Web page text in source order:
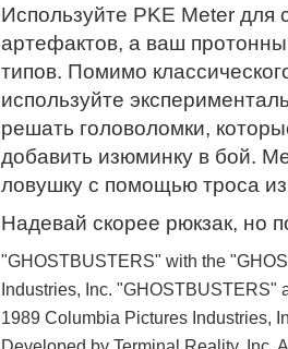
Используйте PKE Meter
артефактов, а ваш
типов. Помимо
используйте
решать головоломки,
добавить изюминку в бой.
ловушку с помощью троса
Надевай скорее рюкзак, но
"GHOSTBUSTERS" with the
Industries, Inc.
1989 Columbia Pictures Industries,